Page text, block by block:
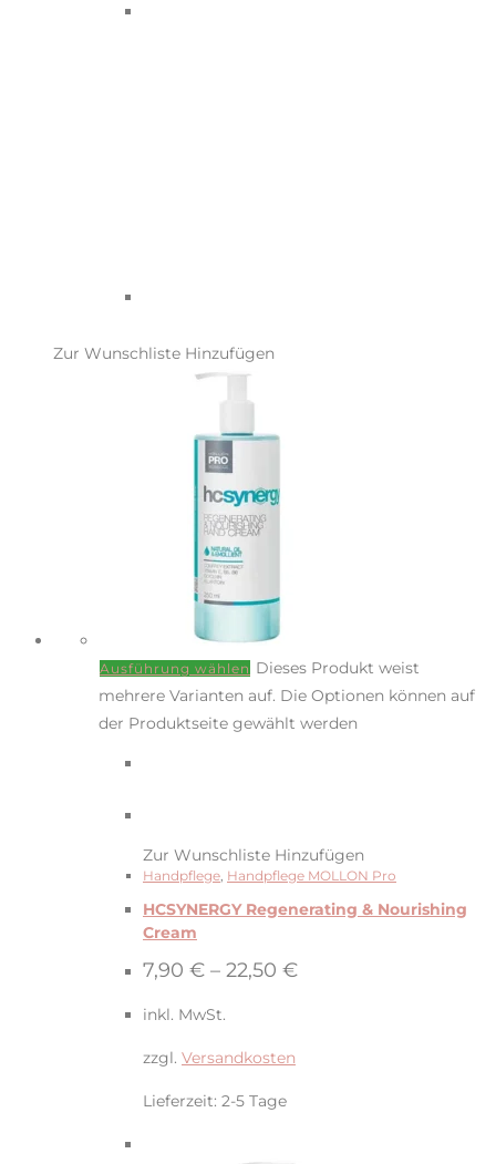
Zur Wunschliste Hinzufügen
Ausführung wählen Dieses Produkt weist
mehrere Varianten auf. Die Optionen können auf
der Produktseite gewählt werden
Zur Wunschliste Hinzufügen
Handpflege, Handpflege MOLLON Pro
HCSYNERGY Regenerating & Nourishing
Cream
7,90 € – 22,50 €
inkl. MwSt.
zzgl. Versandkosten
Lieferzeit: 2-5 Tage